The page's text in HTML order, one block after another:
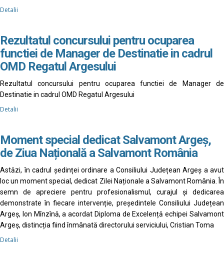
Detalii
Rezultatul concursului pentru ocuparea
functiei de Manager de Destinatie in cadrul
OMD Regatul Argesului
Rezultatul concursului pentru ocuparea functiei de Manager de
Destinatie in cadrul OMD Regatul Argesului
Detalii
Moment special dedicat Salvamont Argeș,
de Ziua Națională a Salvamont România
Astăzi, în cadrul ședinței ordinare a Consiliului Județean Argeș a avut
loc un moment special, dedicat Zilei Naționale a Salvamont România. În
semn de apreciere pentru profesionalismul, curajul și dedicarea
demonstrate în fiecare intervenție, președintele Consiliului Județean
Argeș, Ion Mînzînă, a acordat Diploma de Excelență echipei Salvamont
Argeș, distincția fiind înmânată directorului serviciului, Cristian Toma
Detalii